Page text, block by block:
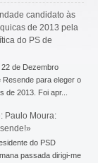
candidato às
de 2013 pela
do PS de
de Dezembro
para eleger o
de 2013. Foi apr...
Paulo Moura:
do PSD
passada dirigi-me